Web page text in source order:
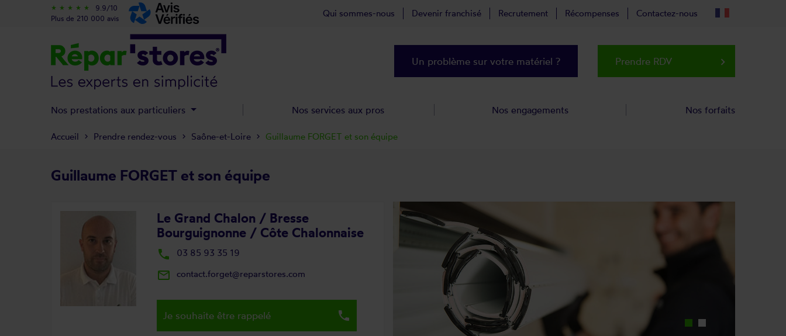
Accueil Prendre rendez-vous Saône-et-Loire Guillaume FORGET et son équipe
Guillaume FORGET et son équipe
Le Grand Chalon / Bresse
Bourguignonne / Côte Chalonnaise
local_phone 03 85 93 35 19
mail_outline contact.forget@reparstores.com
Je souhaite être rappelé local_phone
star_rate star_rate star_rate star_rate star_rate
9.9/10
Plus de 210 000 avis
Qui sommes-nous Devenir franchisé Recrutement Récompenses Contactez-nous
Un problème sur votre matériel ? Prendre RDV keyboard_arrow_right
Nos prestations aux particuliers Nos services aux pros Nos engagements Nos forfaits